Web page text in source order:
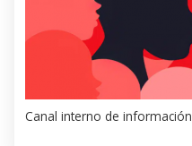
Canal interno de información